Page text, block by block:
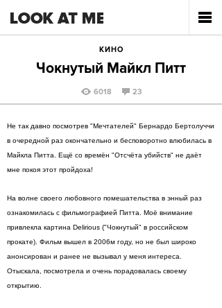
КИНО
Чокнутый Майкл Питт
6018 23
Не так давно посмотрев "Мечтателей" Бернардо Бертолуччи
в очередной раз окончательно и бесповоротно влюбилась в
Майкла Питта. Ещё со времён "Отсчёта убийств" не даёт
мне покоя этот пройдоха!
На волне своего любовного помешательства в энный раз
ознакомилась с фильмографией Питта. Моё внимание
привлекла картина Delirious ("Чокнутый" в российском
прокате). Фильм вышел в 2006м году, но не был широко
анонсирован и ранее не вызывал у меня интереса.
Отыскала, посмотрела и очень порадовалась своему
открытию.